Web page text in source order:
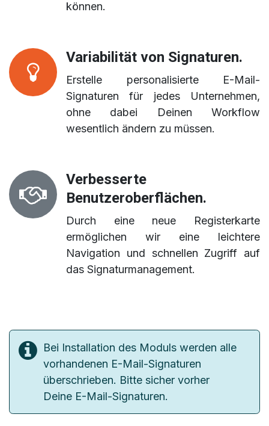
können.
Variabilität von Signaturen.
Erstelle personalisierte E-Mail-
Signaturen für jedes Unternehmen,
ohne dabei Deinen Workflow
wesentlich ändern zu müssen.
Verbesserte
Benutzeroberflächen.
Durch eine neue Registerkarte
ermöglichen wir eine leichtere
Navigation und schnellen Zugriff auf
das Signaturmanagement.
Bei Installation des Moduls werden alle
vorhandenen E-Mail-Signaturen
überschrieben. Bitte sicher vorher
Deine E-Mail-Signaturen.